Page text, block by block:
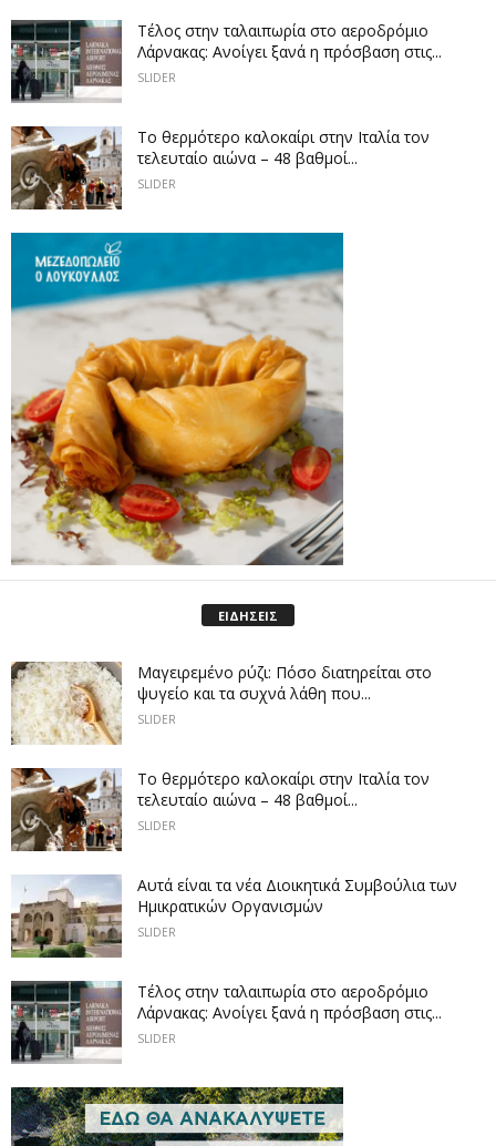
Tέλος στην ταλαιπωρία στο αεροδρόμιο
Λάρνακας: Ανοίγει ξανά η πρόσβαση στις...
SLIDER
Το θερμότερο καλοκαίρι στην Ιταλία τον
τελευταίο αιώνα – 48 βαθμοί...
SLIDER
ΕΙΔΗΣΕΙΣ
Μαγειρεμένο ρύζι: Πόσο διατηρείται στο
ψυγείο και τα συχνά λάθη που...
SLIDER
Το θερμότερο καλοκαίρι στην Ιταλία τον
τελευταίο αιώνα – 48 βαθμοί...
SLIDER
Αυτά είναι τα νέα Διοικητικά Συμβούλια των
Ημικρατικών Οργανισμών
SLIDER
Tέλος στην ταλαιπωρία στο αεροδρόμιο
Λάρνακας: Ανοίγει ξανά η πρόσβαση στις...
SLIDER